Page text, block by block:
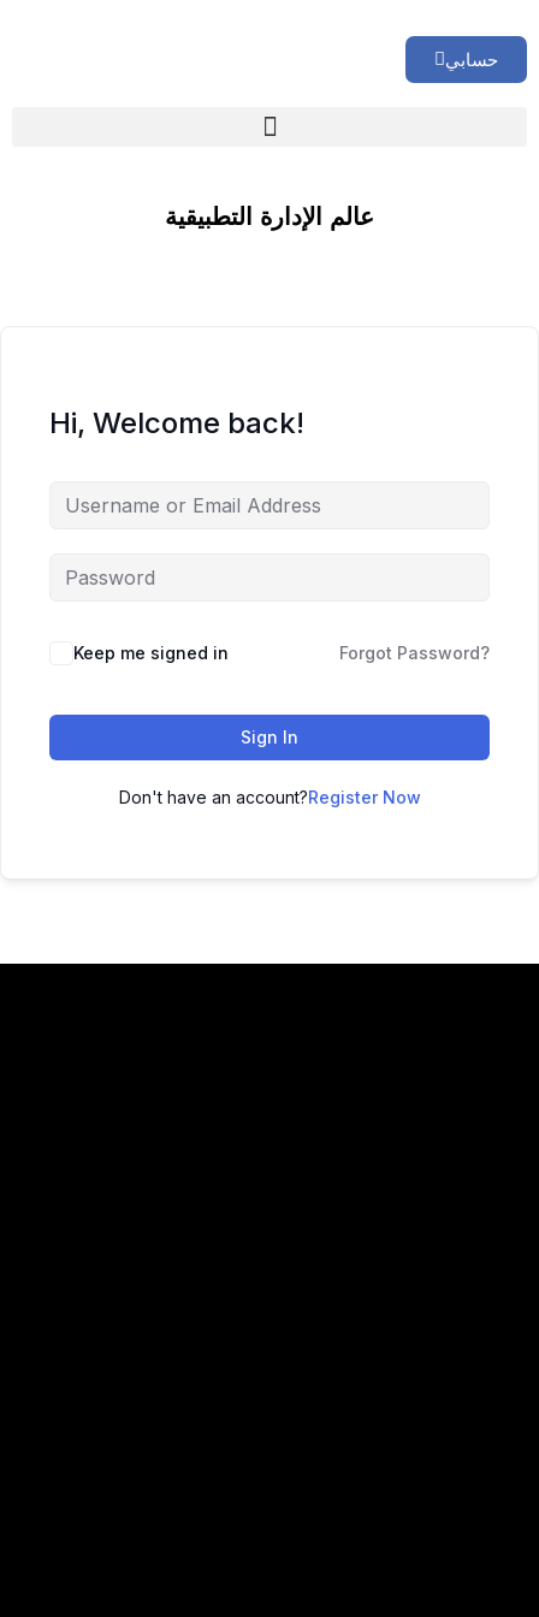
حسابي
عالم الإدارة التطبيقية
Hi, Welcome back!
Keep me signed in Forgot Password?
Sign In
Don't have an account?Register Now